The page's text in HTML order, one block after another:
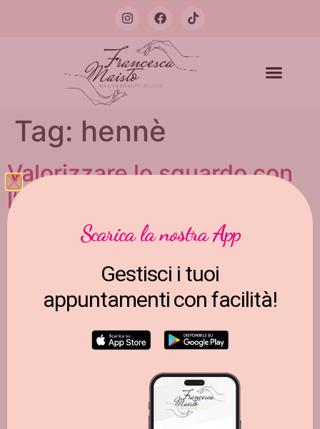
Tag: hennè
Valorizzare lo sguardo con
l’Henné per Sopracciglia
Scarica la nostra App
Gestisci i tuoi
appuntamenti con facilità!